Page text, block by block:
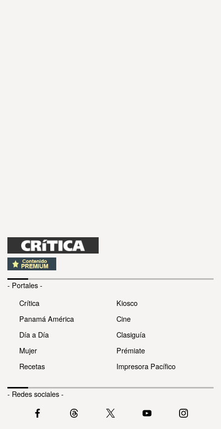
- Portales -
Crítica
Panamá América
Día a Día
Mujer
Recetas
Kiosco
Cine
Clasiguía
Prémiate
Impresora Pacífico
- Redes sociales -